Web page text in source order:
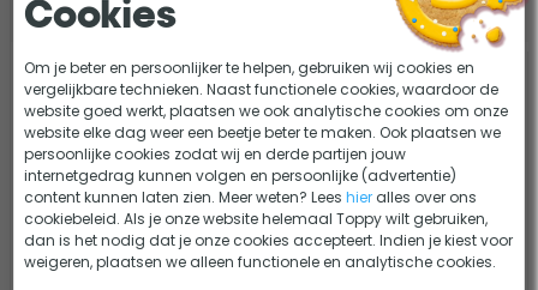
Vergelijk
Koppelslang voor FSP 400
zandfilterset
0 beoordelingen
Merk: Mega Pool
Op voorraad
25,95
Cookies
Om je beter en persoonlijker te helpen, gebruiken wij cookies en
vergelijkbare technieken. Naast functionele cookies, waardoor de
website goed werkt, plaatsen we ook analytische cookies om onze
website elke dag weer een beetje beter te maken. Ook plaatsen we
persoonlijke cookies zodat wij en derde partijen jouw
internetgedrag kunnen volgen en persoonlijke (advertentie)
content kunnen laten zien. Meer weten? Leeshier alles over ons
cookiebeleid. Als je onze website helemaal Toppy wilt gebruiken,
dan is het nodig dat je onze cookies accepteert. Indien je kiest voor
weigeren, plaatsen we alleen functionele en analytische cookies.